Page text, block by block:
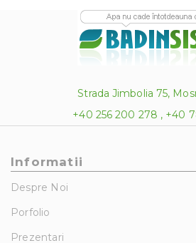
Strada Jimbolia 75,
+40 256 200 278 , +40
Informatii
Despre Noi
Porfolio
Prezentari